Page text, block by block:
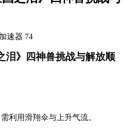
速器 74
泪》四神兽挑战与解放顺
利用滑翔伞与上升气流。